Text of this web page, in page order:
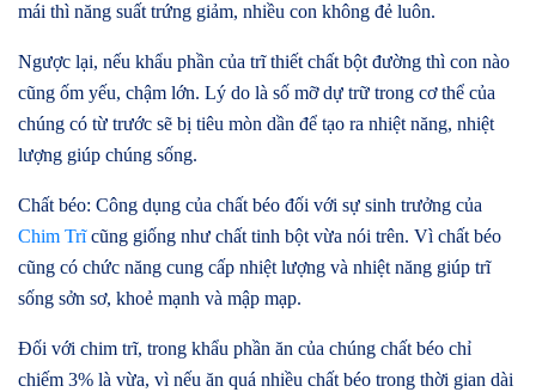
mái thì năng suất trứng giảm, nhiều con không đẻ luôn.
Ngược lại, nếu khẩu phần của trĩ thiết chất bột đường thì con nào
cũng ốm yếu, chậm lớn. Lý do là số mỡ dự trữ trong cơ thể của
chúng có từ trước sẽ bị tiêu mòn dần để tạo ra nhiệt năng, nhiệt
lượng giúp chúng sống.
Chất béo: Công dụng của chất béo đối với sự sinh trưởng của
Chim Trĩcũng giống như chất tinh bột vừa nói trên. Vì chất béo
cũng có chức năng cung cấp nhiệt lượng và nhiệt năng giúp trĩ
sống sởn sơ, khoẻ mạnh và mập mạp.
Đối với chim trĩ, trong khẩu phần ăn của chúng chất béo chỉ
chiếm 3% là vừa, vì nếu ăn quá nhiều chất béo trong thời gian dài